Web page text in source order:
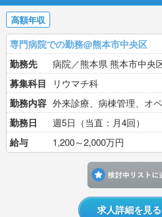
高額年収
専門病院での勤務@熊本市中央区
勤務先
病院／熊本県 熊本市中央
募集科目 リウマチ科
勤務内容 外来診療、病棟管理、オペ
勤務日 週5日（当直：月4回）
給与 1,200～2,000万円
求人詳細を見る